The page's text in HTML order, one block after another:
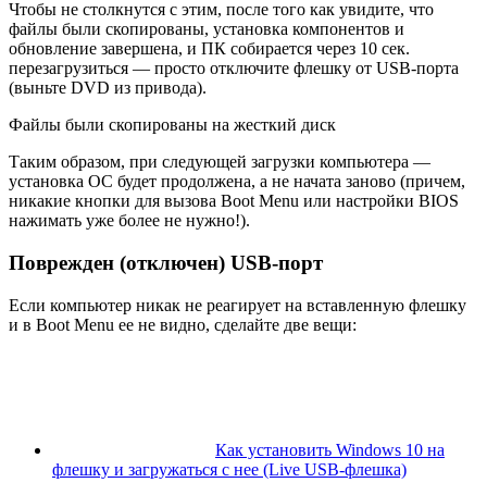
Чтобы не столкнутся с этим, после того как увидите, что
файлы были скопированы, установка компонентов и
обновление завершена, и ПК собирается через 10 сек.
перезагрузиться — просто отключите флешку от USB-порта
(выньте DVD из привода).
Файлы были скопированы на жесткий диск
Таким образом, при следующей загрузки компьютера —
установка ОС будет продолжена, а не начата заново (причем,
никакие кнопки для вызова Boot Menu или настройки BIOS
нажимать уже более не нужно!).
Поврежден (отключен) USB-порт
Если компьютер никак не реагирует на вставленную флешку
и в Boot Menu ее не видно, сделайте две вещи:
Как установить Windows 10 на
флешку и загружаться с нее (Live USB-флешка)